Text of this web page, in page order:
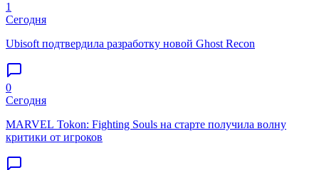
1
Сегодня
Ubisoft подтвердила разработку новой Ghost Recon
0
Сегодня
MARVEL Tokon: Fighting Souls на старте получила волну
критики от игроков